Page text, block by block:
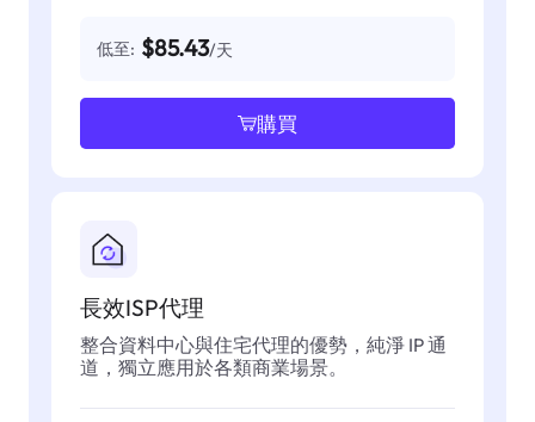
低至: $85.43/天
購買
長效ISP代理
整合資料中心與住宅代理的優勢，純淨 IP 通
道，獨立應用於各類商業場景。